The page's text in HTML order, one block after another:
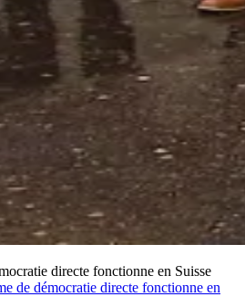
directe fonctionne en Suisse
de démocratie directe fonctionne en